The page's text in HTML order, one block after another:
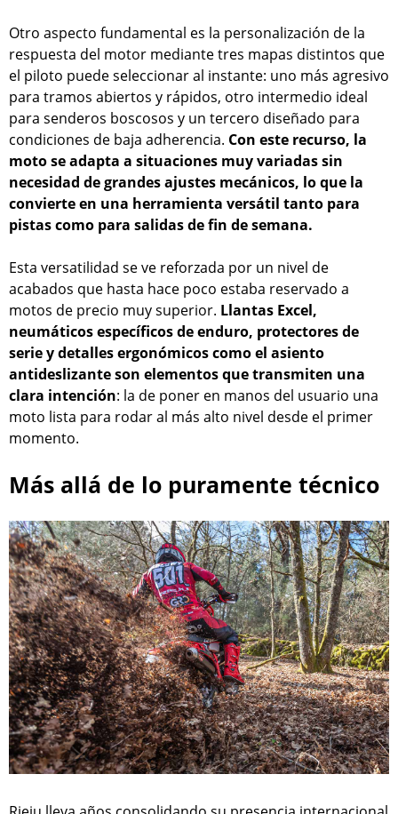
Otro aspecto fundamental es la personalización de la
respuesta del motor mediante tres mapas distintos que
el piloto puede seleccionar al instante: uno más agresivo
para tramos abiertos y rápidos, otro intermedio ideal
para senderos boscosos y un tercero diseñado para
condiciones de baja adherencia. Con este recurso, la
moto se adapta a situaciones muy variadas sin
necesidad de grandes ajustes mecánicos, lo que la
convierte en una herramienta versátil tanto para
pistas como para salidas de fin de semana.
Esta versatilidad se ve reforzada por un nivel de
acabados que hasta hace poco estaba reservado a
motos de precio muy superior. Llantas Excel,
neumáticos específicos de enduro, protectores de
serie y detalles ergonómicos como el asiento
antideslizante son elementos que transmiten una
clara intención: la de poner en manos del usuario una
moto lista para rodar al más alto nivel desde el primer
momento.
Más allá de lo puramente técnico